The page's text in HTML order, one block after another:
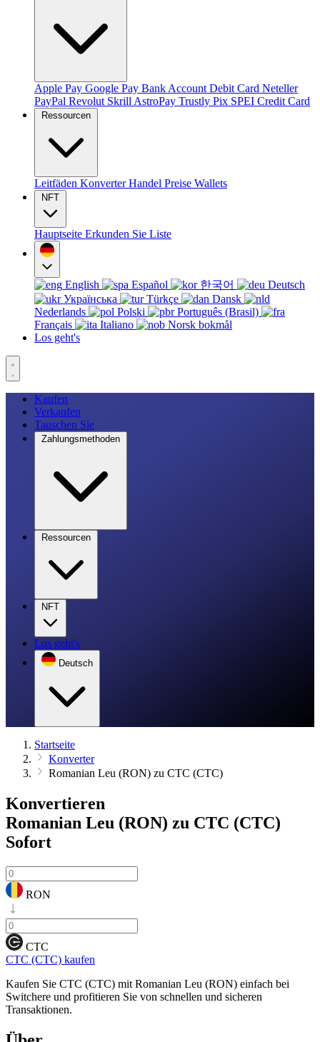
Apple Pay Google Pay Bank Account Debit Card Neteller
PayPal Revolut Skrill AstroPay Trustly Pix SPEI Credit Card
Ressourcen
Leitfäden KonverterHandel Preise Wallets
NFT
Hauptseite Erkunden Sie Liste
English Español 한국어
Deutsch
Українська
Türkçe
Dansk
Nederlands
Polski
Português (Brasil)
Français
Italiano
Norsk bokmål
Los geht's
Kaufen
Verkaufen
Tauschen Sie
Zahlungsmethoden
Ressourcen
NFT
Los geht's
Deutsch
Startseite
Konverter
Romanian Leu (RON) zu CTC (CTC)
Konvertieren
Romanian Leu (RON) zu CTC (CTC)
Sofort
RON
CTC
CTC (CTC) kaufen
Kaufen Sie CTC (CTC) mit Romanian Leu (RON) einfach bei
Switchere und profitieren Sie von schnellen und sicheren
Transaktionen.